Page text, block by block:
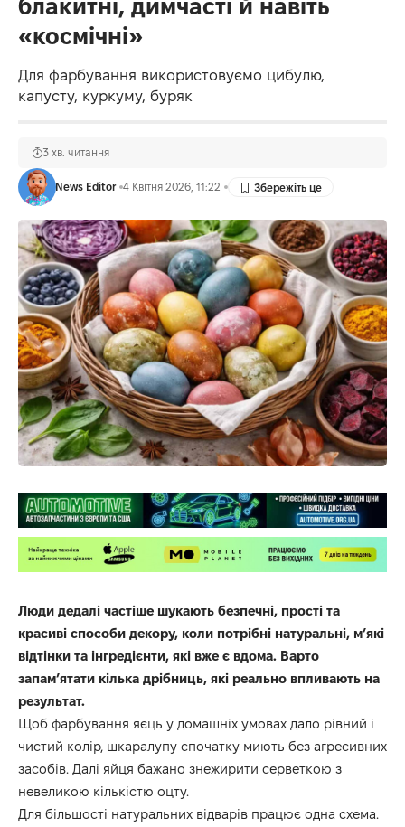
блакитні, димчасті й навіть
«космічні»
Для фарбування використовуємо цибулю,
капусту, куркуму, буряк
News Editor 4 Квітня 2026, 11:22
3 хв. читання
Люди дедалі частіше шукають безпечні, прості та
красиві способи декору, коли потрібні натуральні, м’які
відтінки та інгредієнти, які вже є вдома. Варто
запам’ятати кілька дрібниць, які реально впливають на
результат.
Щоб фарбування яєць у домашніх умовах дало рівний і
чистий колір, шкаралупу спочатку миють без агресивних
засобів. Далі яйця бажано знежирити серветкою з
невеликою кількістю оцту.
Для більшості натуральних відварів працює одна схема.